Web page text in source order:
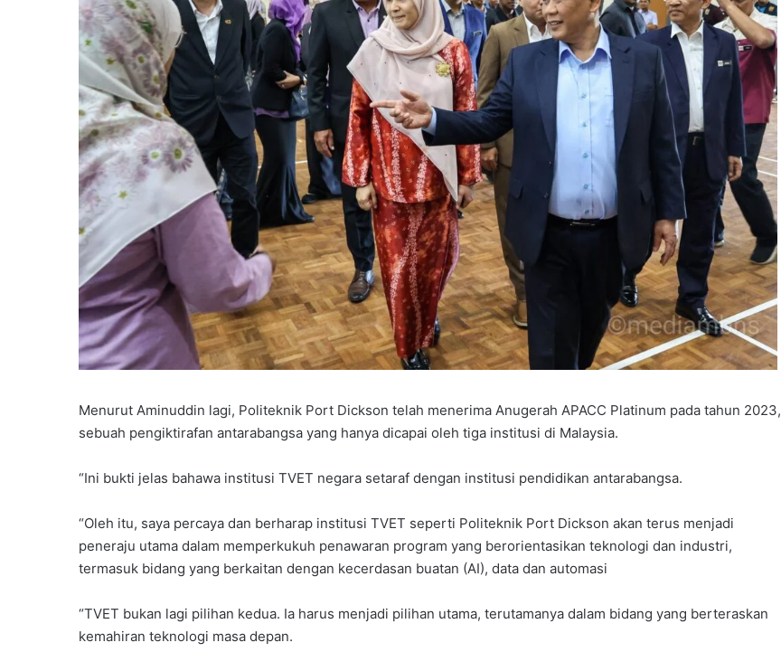
Menurut Aminuddin lagi, Politeknik Port Dickson telah menerima Anugerah APACC Platinum pada tahun 2023,
sebuah pengiktirafan antarabangsa yang hanya dicapai oleh tiga institusi di Malaysia.
“Ini bukti jelas bahawa institusi TVET negara setaraf dengan institusi pendidikan antarabangsa.
“Oleh itu, saya percaya dan berharap institusi TVET seperti Politeknik Port Dickson akan terus menjadi
peneraju utama dalam memperkukuh penawaran program yang berorientasikan teknologi dan industri,
termasuk bidang yang berkaitan dengan kecerdasan buatan (AI), data dan automasi
“TVET bukan lagi pilihan kedua. Ia harus menjadi pilihan utama, terutamanya dalam bidang yang berteraskan
kemahiran teknologi masa depan.